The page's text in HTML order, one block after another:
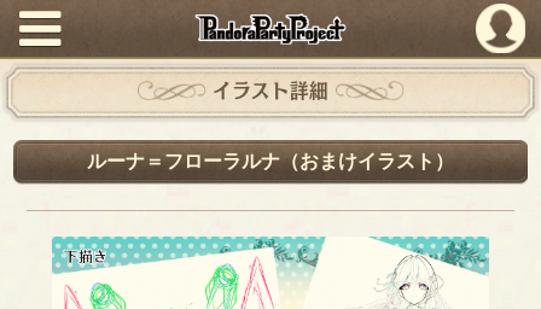
PandoraPartyProject
イラスト詳細
ルーナ＝フローラルナ（おまけイラスト）